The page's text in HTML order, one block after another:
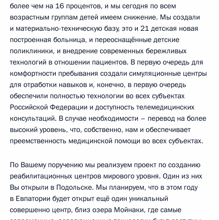
более чем на 16 процентов, и мы сегодня по всем
возрастным группам детей имеем снижение. Мы создали
и материально-техническую базу, это и 21 детская новая
построенная больница, и переоснащённые детские
поликлиники, и внедрение современных бережливых
технологий в отношении пациентов. В первую очередь для
комфортности пребывания создали симуляционные центры
для отработки навыков и, конечно, в первую очередь
обеспечили полностью технологии во всех субъектах
Российской Федерации и доступность телемедицинских
консультаций. В случае необходимости – перевод на более
высокий уровень, что, собственно, нам и обеспечивает
преемственность медицинской помощи во всех субъектах.
По Вашему поручению мы реализуем проект по созданию
реабилитационных центров мирового уровня. Один из них
Вы открыли в Подольске. Мы планируем, что в этом году
в Евпатории будет открыт ещё один уникальный
совершенно центр, близ озера Мойнаки, где самые